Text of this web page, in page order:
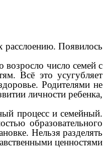
Появилось
число семей с
Всё это усугубляет
Родителями не
личности ребенка,
процесс и семейный.
образовательного
Нельзя разделять
ценностями